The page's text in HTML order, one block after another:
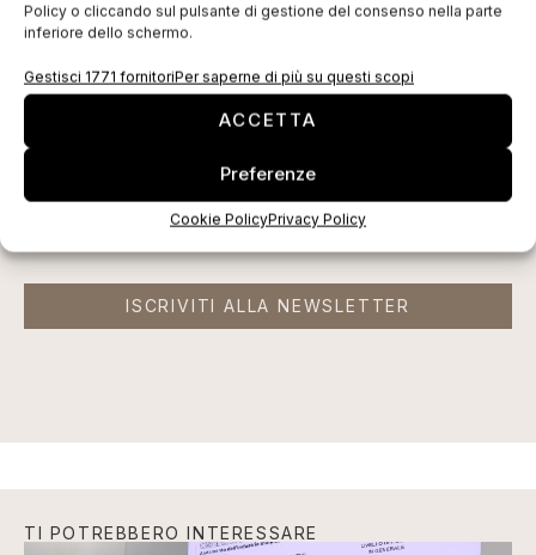
Policy o cliccando sul pulsante di gestione del consenso nella parte
inferiore dello schermo.
Gestisci 1771 fornitoriPer saperne di più su questi scopi
ACCETTA
Preferenze
Cookie PolicyPrivacy Policy
EDICOLA WEB
ISCRIVITI ALLA NEWSLETTER
TI POTREBBERO INTERESSARE